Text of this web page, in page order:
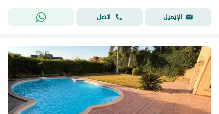
الإيميل
اتصل